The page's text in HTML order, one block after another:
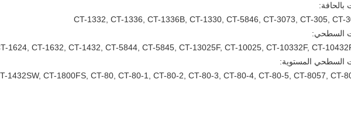
بالحافة:
CT-1332, CT-1336, CT-1336B, CT-1330, CT-5846, CT-3073, CT-305, CT-
السطحي:
1624, CT-1632, CT-1432, CT-5844, CT-5845, CT-13025F, CT-10025, CT-10332F, CT-
السطحي المستوية:
1432SW, CT-1800FS, CT-80, CT-80-1, CT-80-2, CT-80-3, CT-80-4, CT-80-5, CT-8057, CT-